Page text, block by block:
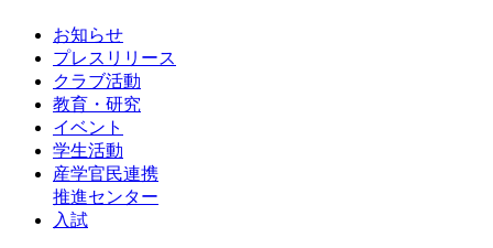
お知らせ
プレスリリース
クラブ活動
教育・研究
イベント
学生活動
産学官民連携
推進センター
入試